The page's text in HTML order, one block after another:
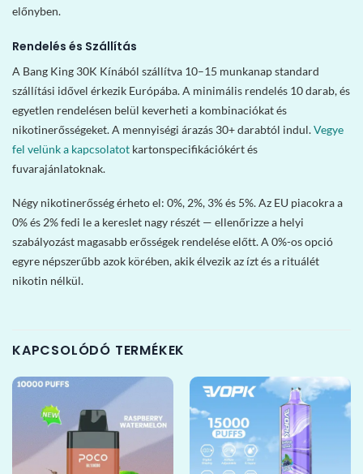
előnyben.
Rendelés és Szállítás
A Bang King 30K Kínából szállítva 10–15 munkanap standard
szállítási idővel érkezik Európába. A minimális rendelés 10 darab, és
egyetlen rendelésen belül keverheti a kombinaciókat és
nikotinerősségeket. A mennyiségi árazás 30+ darabtól indul.Vegye
fel velünk a kapcsolatot kartonspecifikációkért és
fuvarajánlatoknak.
Négy nikotinerősség érheto el: 0%, 2%, 3% és 5%. Az EU piacokra a
0% és 2% fedi le a kereslet nagy részét — ellenőrizze a helyi
szabályozást magasabb erősségek rendelése előtt. A 0%-os opció
egyre népszerűbb azok körében, akik élvezik az ízt és a rituálét
nikotin nélkül.
KAPCSOLÓDÓ TERMÉKEK